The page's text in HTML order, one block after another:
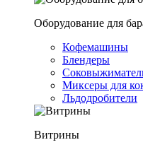
Оборудование для
Кофемашины
Блендеры
Миксеры для
Льдодробители
Витрины